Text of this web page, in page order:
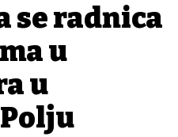
se radnica
u
u